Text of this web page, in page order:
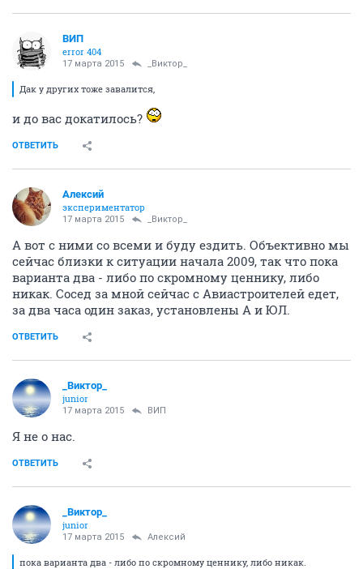
ВИП
error 404
17 марта 2015 _Виктор_
Дак у других тоже завалится,
и до вас докатилось?
ОТВЕТИТЬ
Алексий
экспериментатор
17 марта 2015 _Виктор_
А вот с ними со всеми и буду ездить. Объективно мы
сейчас близки к ситуации начала 2009, так что пока
варианта два - либо по скромному ценнику, либо
никак. Сосед за мной сейчас с Авиастроителей едет,
за два часа один заказ, установлены А и ЮЛ.
ОТВЕТИТЬ
_Виктор_
juniоr
17 марта 2015 ВИП
Я не о нас.
ОТВЕТИТЬ
_Виктор_
juniоr
17 марта 2015 Алексий
пока варианта два - либо по скромному ценнику, либо никак.